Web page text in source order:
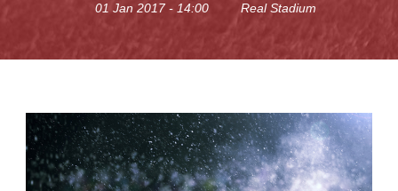
01 Jan 2017 - 14:00 Real Stadium